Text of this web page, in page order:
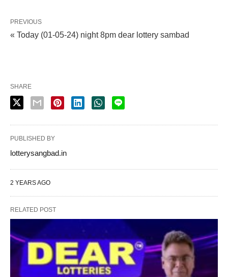
PREVIOUS
« Today (01-05-24) night 8pm dear lottery sambad
SHARE
PUBLISHED BY
lotterysangbad.in
2 YEARS AGO
RELATED POST